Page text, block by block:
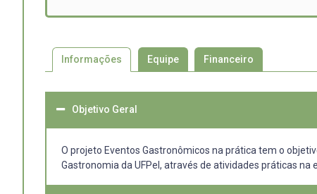
Informações Equipe Financeiro
Objetivo Geral
O projeto Eventos Gastronômicos na prática tem o
Gastronomia da UFPel, através de atividades práticas na